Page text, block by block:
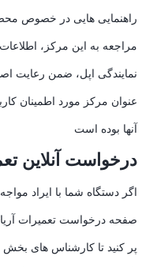
راهنمایی هایی در خصوص
مراجعه به این مرکز،
نمایندگی اپل، ضمن رعایت
عنوان مرکز مورد اطمینان
آنها بوده است
درخواست آنلاین
اگر دستگاه شما با ایراد
صفحه درخواست تعمیرات
پر کنید تا کارشناس های